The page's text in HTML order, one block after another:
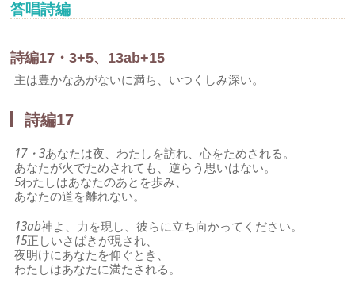
答唱詩編
詩編17・3+5、13ab+15
主は豊かなあがないに満ち、いつくしみ深い。
詩編17
17・3あなたは夜、わたしを訪れ、心をためされる。
あなたが火でためされても、逆らう思いはない。
5わたしはあなたのあとを歩み、
あなたの道を離れない。
13ab神よ、力を現し、彼らに立ち向かってください。
15正しいさばきが現され、
夜明けにあなたを仰ぐとき、
わたしはあなたに満たされる。